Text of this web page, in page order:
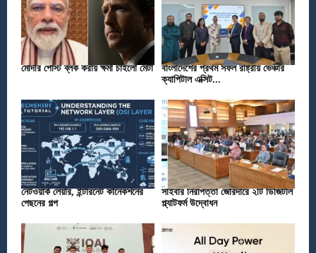
মোদীর পোস্ট ব্লক করায় ক্ষমা চাইলো মেটা
বাংলাদেশের প্রথম সফল রাষ্ট্রীয় ভেঞ্চার
ক্যাপিটাল এক্সিট...
নেটওয়ার্ক লেয়ার, ইন্টারনেট কানেকশনের
পেছনের গল্প
সাইবার নিরাপত্তা জোরদারে ২টি ডিজিটাল
প্ল্যাটফর্ম উদ্বোধন